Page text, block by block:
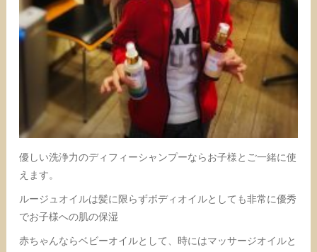
優しい洗浄力のディフィーシャンプーならお子様とご一緒に使
えます。
ルージュオイルは髪に限らずボディオイルとしても非常に優秀
でお子様への肌の保湿
赤ちゃんならベビーオイルとして、時にはマッサージオイルと